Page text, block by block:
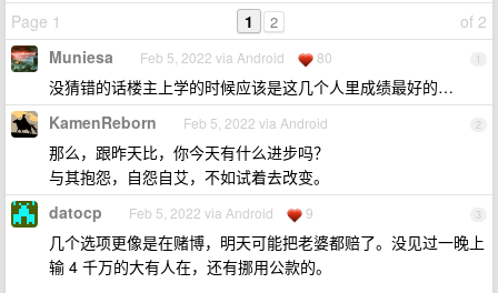
Page 1
of 2
1 2
1
Muniesa Feb 5, 2022 via Android 80
没猜错的话楼主上学的时候应该是这几个人里成绩最好的…
2
KamenReborn Feb 5, 2022 via Android
那么，跟昨天比，你今天有什么进步吗？
与其抱怨，自怨自艾，不如试着去改变。
3
datocp Feb 5, 2022 via Android 9
几个选项更像是在赌博，明天可能把老婆都赔了。没见过一晚上
输 4 千万的大有人在，还有挪用公款的。